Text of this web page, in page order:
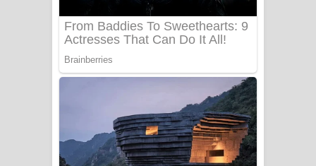
Heavy Weight Song Lyrics
Aye Lanweela Song Lyrics - ආයේ
Ala purannata Song Lyrics - ආල
පුරන්නට ගීතයේ පද පෙළ
FEVER DREAM Lyrics - Alex Warren